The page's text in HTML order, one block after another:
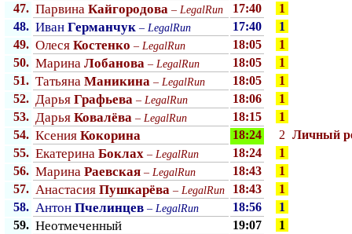
47. Парвина Кайгородова – LegalRun 17:40
1
48. Иван Германчук – LegalRun 17:40
1
49. Олеся Костенко – LegalRun 18:05
1
50. Марина Лобанова – LegalRun 18:05
1
51. Татьяна Маникина – LegalRun 18:05
1
52. Дарья Графьева – LegalRun 18:06
1
53. Дарья Ковалёва – LegalRun 18:15
1
54. Ксения Кокорина 18:24 2 Личный
55. Екатерина Боклах – LegalRun 18:24
1
56. Марина Раевская – LegalRun 18:43
1
57. Анастасия Пушкарёва – LegalRun 18:43
1
58. Антон Пчелинцев – LegalRun 18:56
1
59. Неотмеченный 19:07
1